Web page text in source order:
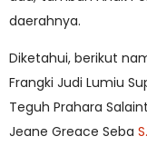
daerahnya.
Diketahui, berikut
Frangki Judi Lumiu
Teguh Prahara
Jeane Greace Seba